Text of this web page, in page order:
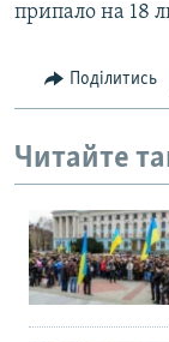
припало на 18
Поділитись
Читайте